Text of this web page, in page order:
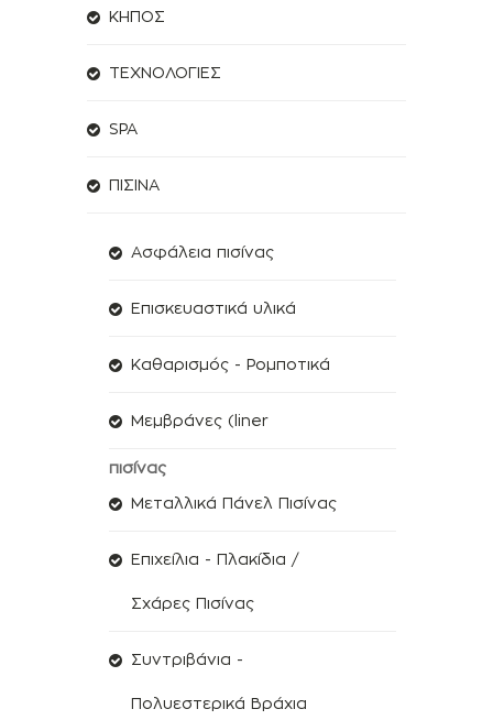
ΚΗΠΟΣ
ΤΕΧΝΟΛΟΓΙΕΣ
SPA
ΠΙΣΙΝΑ
Ασφάλεια πισίνας
Επισκευαστικά υλικά
Καθαρισμός - Ρομποτικά
Μεμβράνες (liner
πισίνας
Μεταλλικά Πάνελ Πισίνας
Επιχείλια - Πλακίδια /
Σχάρες Πισίνας
Συντριβάνια -
Πολυεστερικά Βράχια